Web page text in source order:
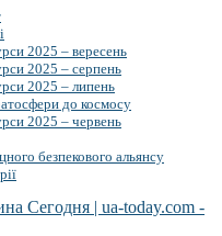
2025 – вересень
2025 – серпень
2025 – липень
до космосу
2025 – червень
безпекового альянсу